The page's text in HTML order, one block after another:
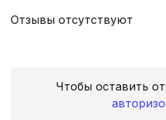
Отзывы отсутствуют
Чтобы оставить